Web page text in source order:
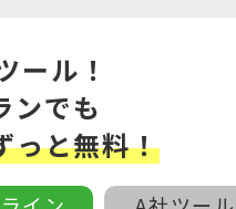
ール！
ンでも
っと無料！